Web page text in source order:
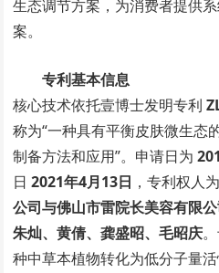
生态调节方案，为消费者提供
案。
专利基本信息
核心技术依托壹博士发明专利
称为“一种具有平衡皮肤微生态
制备方法和应用”。申请日为
日2021年4月13日 ，专利权人为
公司与佛山市雷院长美容有限公
朱灿、黄倩、龚盛昭、毛昭庆
种中草本植物转化为低分子量